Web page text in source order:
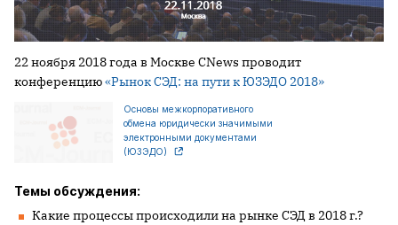
22 ноября 2018 года в Москве CNews проводит
конференцию«Рынок СЭД: на пути к ЮЗЭДО 2018»
Основы межкорпоративного
обмена юридически значимыми
электронными документами
(ЮЗЭДО)
Темы обсуждения:
Какие процессы происходили на рынке СЭД в 2018 г.?